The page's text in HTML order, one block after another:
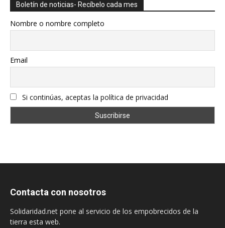
Boletín de noticias- Recíbelo cada mes
Nombre o nombre completo
Email
Si continúas, aceptas la política de privacidad
Contacta con nosotros
Solidaridad.net pone al servicio de los empobrecidos de la
tierra esta web.